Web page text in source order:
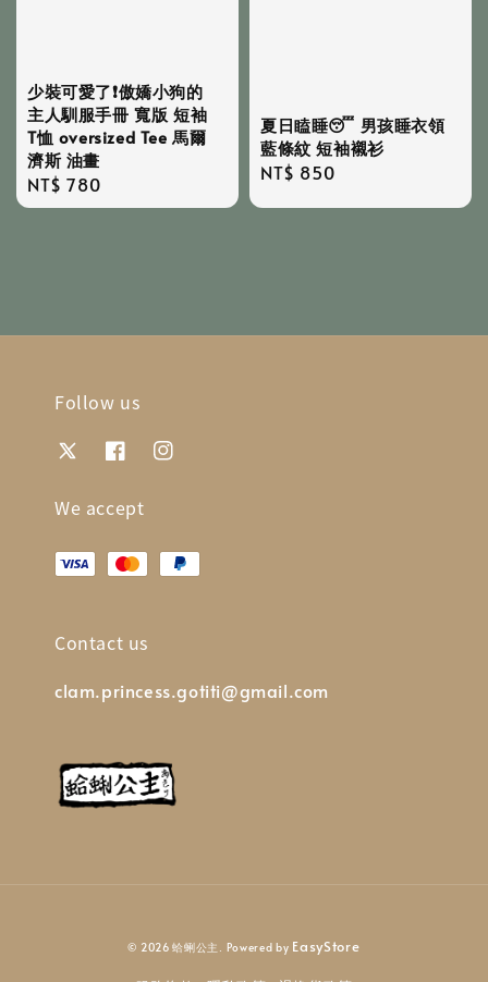
少裝可愛了❗️傲嬌小狗的
主人馴服手冊 寬版 短袖
T恤 oversized Tee 馬爾
濟斯 油畫
Regular
price
NT$ 780
夏日瞌睡😴 男孩睡衣領
藍條紋 短袖襯衫
Regular
NT$ 850
Follow us
We accept
Contact us
clam.princess.gotiti@gmail.com
© 2026 蛤蜊公主. Powered by EasyStore